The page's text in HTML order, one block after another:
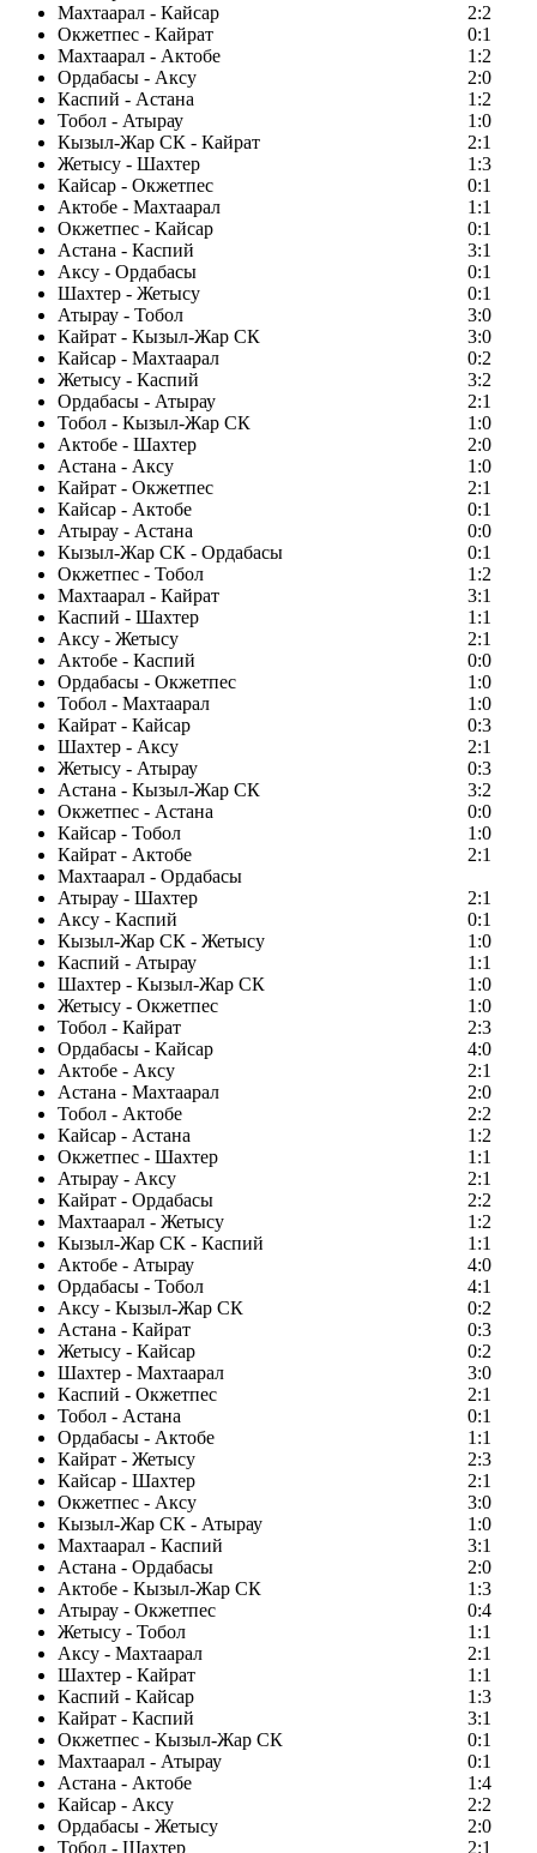
Махтаарал - Кайсар
2:2
Окжетпес - Кайрат
0:1
Махтаарал - Актобе
1:2
Ордабасы - Аксу
2:0
Каспий - Астана
1:2
Тобол - Атырау
1:0
Кызыл-Жар СК - Кайрат
2:1
Жетысу - Шахтер
1:3
Кайсар - Окжетпес
0:1
Актобе - Махтаарал
1:1
Окжетпес - Кайсар
0:1
Астана - Каспий
3:1
Аксу - Ордабасы
0:1
Шахтер - Жетысу
0:1
Атырау - Тобол
3:0
Кайрат - Кызыл-Жар СК
3:0
Кайсар - Махтаарал
0:2
Жетысу - Каспий
3:2
Ордабасы - Атырау
2:1
Тобол - Кызыл-Жар СК
1:0
Актобе - Шахтер
2:0
Астана - Аксу
1:0
Кайрат - Окжетпес
2:1
Кайсар - Актобе
0:1
Атырау - Астана
0:0
Кызыл-Жар СК - Ордабасы
0:1
Окжетпес - Тобол
1:2
Махтаарал - Кайрат
3:1
Каспий - Шахтер
1:1
Аксу - Жетысу
2:1
Актобе - Каспий
0:0
Ордабасы - Окжетпес
1:0
Тобол - Махтаарал
1:0
Кайрат - Кайсар
0:3
Шахтер - Аксу
2:1
Жетысу - Атырау
0:3
Астана - Кызыл-Жар СК
3:2
Окжетпес - Астана
0:0
Кайсар - Тобол
1:0
Кайрат - Актобе
2:1
Махтаарал - Ордабасы
Атырау - Шахтер
2:1
Аксу - Каспий
0:1
Кызыл-Жар СК - Жетысу
1:0
Каспий - Атырау
1:1
Шахтер - Кызыл-Жар СК
1:0
Жетысу - Окжетпес
1:0
Тобол - Кайрат
2:3
Ордабасы - Кайсар
4:0
Актобе - Аксу
2:1
Астана - Махтаарал
2:0
Тобол - Актобе
2:2
Кайсар - Астана
1:2
Окжетпес - Шахтер
1:1
Атырау - Аксу
2:1
Кайрат - Ордабасы
2:2
Махтаарал - Жетысу
1:2
Кызыл-Жар СК - Каспий
1:1
Актобе - Атырау
4:0
Ордабасы - Тобол
4:1
Аксу - Кызыл-Жар СК
0:2
Астана - Кайрат
0:3
Жетысу - Кайсар
0:2
Шахтер - Махтаарал
3:0
Каспий - Окжетпес
2:1
Тобол - Астана
0:1
Ордабасы - Актобе
1:1
Кайрат - Жетысу
2:3
Кайсар - Шахтер
2:1
Окжетпес - Аксу
3:0
Кызыл-Жар СК - Атырау
1:0
Махтаарал - Каспий
3:1
Астана - Ордабасы
2:0
Актобе - Кызыл-Жар СК
1:3
Атырау - Окжетпес
0:4
Жетысу - Тобол
1:1
Аксу - Махтаарал
2:1
Шахтер - Кайрат
1:1
Каспий - Кайсар
1:3
Кайрат - Каспий
3:1
Окжетпес - Кызыл-Жар СК
0:1
Махтаарал - Атырау
0:1
Астана - Актобе
1:4
Кайсар - Аксу
2:2
Ордабасы - Жетысу
2:0
Тобол - Шахтер
2:1